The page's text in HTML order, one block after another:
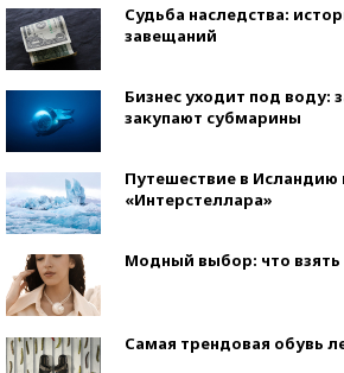
Судьба наследства:
завещаний
Бизнес уходит под воду:
закупают субмарины
Путешествие в Исландию
«Интерстеллара»
Модный выбор: что взять
Самая трендовая обувь